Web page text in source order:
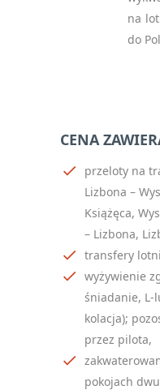
na
do
CENA
przeloty na
Lizbona –
Książęca,
– Lizbona,
transfery
wyżywienie
śniadanie, L-
kolacja);
przez pilota,
pokojach